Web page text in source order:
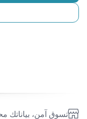
تسوق آمن، بياناتك